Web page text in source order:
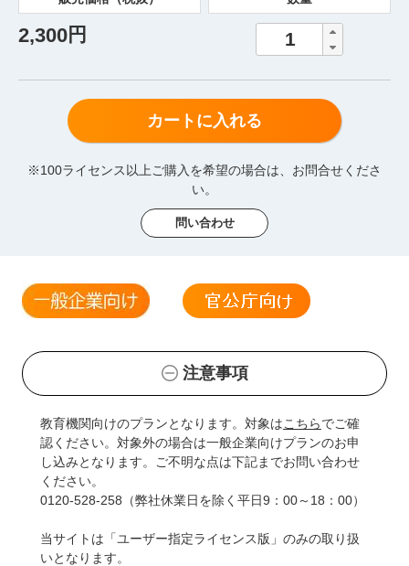
2,300円
カートに入れる
※100ライセンス以上ご購入を希望の場合は、お問合せくださ
い。
問い合わせ
注意事項
教育機関向けのプランとなります。対象はこちらでご確
認ください。対象外の場合は一般企業向けプランのお申
し込みとなります。ご不明な点は下記までお問い合わせ
ください。
0120-528-258（弊社休業日を除く平日9：00～18：00）
当サイトは「ユーザー指定ライセンス版 」のみの取り扱
いとなります。